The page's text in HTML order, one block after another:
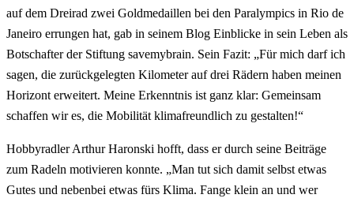
auf dem Dreirad zwei Goldmedaillen bei den Paralympics in Rio de
Janeiro errungen hat, gab in seinem Blog Einblicke in sein Leben als
Botschafter der Stiftung savemybrain. Sein Fazit: „Für mich darf ich
sagen, die zurückgelegten Kilometer auf drei Rädern haben meinen
Horizont erweitert. Meine Erkenntnis ist ganz klar: Gemeinsam
schaffen wir es, die Mobilität klimafreundlich zu gestalten!“
Hobbyradler Arthur Haronski hofft, dass er durch seine Beiträge
zum Radeln motivieren konnte. „Man tut sich damit selbst etwas
Gutes und nebenbei etwas fürs Klima. Fange klein an und wer